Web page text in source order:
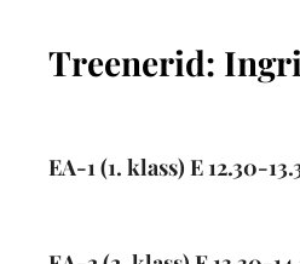
Treenerid:
EA-1 (1. klass) E 12.30-